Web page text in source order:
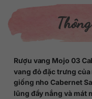
Rượu vang Mojo 03
vang đỏ đặc trưng
giống nho Cabernet
lũng đầy nắng và mát